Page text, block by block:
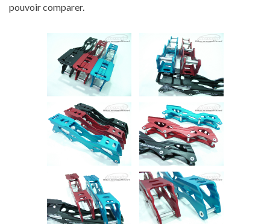
pouvoir comparer.